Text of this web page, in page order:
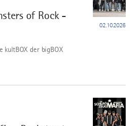
of Rock -
02.10.2026
kultBOX der bigBOX